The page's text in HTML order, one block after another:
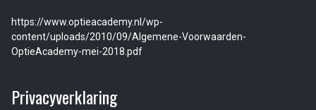
https://www.optieacademy.nl/wp-
content/uploads/2010/09/Algemene-Voorwaarden-
OptieAcademy-mei-2018.pdf
Privacyverklaring